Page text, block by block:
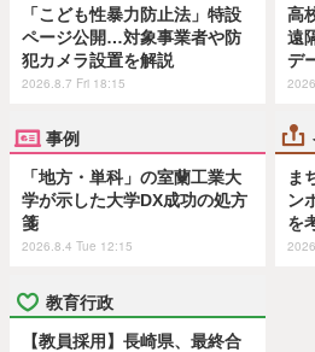
「こども性暴力防止法」特設
ページ公開…対象事業者や防
犯カメラ設置を解説
2026.8.7 Fri 18:15
高
遠
デ
事例
「地方・単科」の室蘭工業大
学が示した大学DX成功の処方
箋
2026.8.4 Tue 12:15
ま
ン
を
教育行政
【教員採用】長崎県、最終合